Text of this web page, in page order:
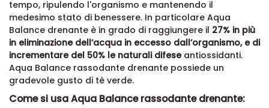
tempo, ripulendo l'organismo e mantenendo il
medesimo stato di benessere. In particolare Aqua
Balance drenante è in grado di raggiungere il 27% in più
in eliminazione dell’acqua in eccesso dall’organismo, e di
incrementare del 50% le naturali difeseantiossidanti.
Aqua Balance rassodante drenante possiede un
gradevole gusto di tè verde.
Come si usa Aqua Balance rassodante drenante: